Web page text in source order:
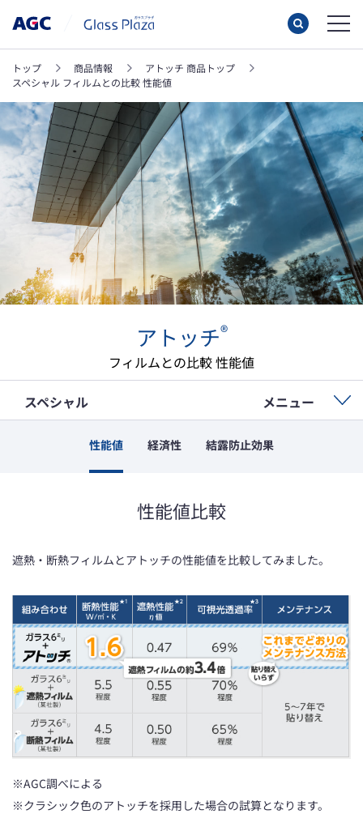
トップ 商品情報
アトッチ 商品トップ
スペシャル フィルムとの比較 性能値
アトッチ®
フィルムとの比較 性能値
スペシャル メニュー
性能値 経済性 結露防止効果
性能値比較
遮熱・断熱フィルムとアトッチの性能値を比較してみました。
※AGC調べによる
※クラシック色のアトッチを採用した場合の試算となります。